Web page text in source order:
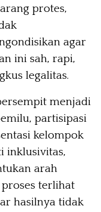
protes,
agar
ini sah, rapi,
legalitas.
menjadi
partisipasi
kelompok
inklusivitas,
arah
terlihat
hasilnya tidak